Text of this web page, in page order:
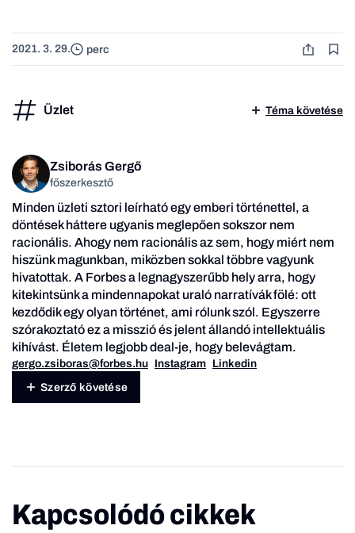
2021. 3. 29. perc
Üzlet Téma követése
Zsiborás Gergő
főszerkesztő
Minden üzleti sztori leírható egy emberi történettel, a
döntések háttere ugyanis meglepően sokszor nem
racionális. Ahogy nem racionális az sem, hogy miért nem
hiszünk magunkban, miközben sokkal többre vagyunk
hivatottak. A Forbes a legnagyszerűbb hely arra, hogy
kitekintsünk a mindennapokat uraló narratívák fölé: ott
kezdődik egy olyan történet, ami rólunk szól. Egyszerre
szórakoztató ez a misszió és jelent állandó intellektuális
kihívást. Életem legjobb deal-je, hogy belevágtam.
gergo.zsiboras@forbes.hu Instagram Linkedin
Szerző követése
Kapcsolódó cikkek